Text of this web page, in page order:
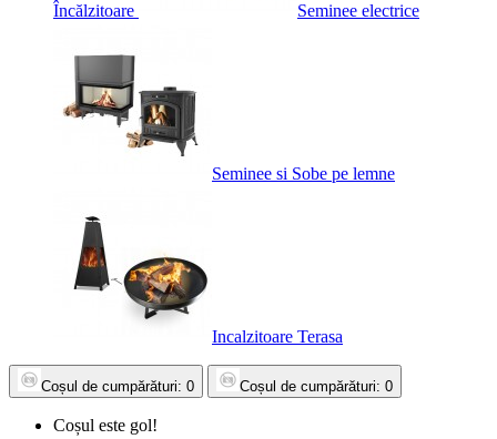
Încălzitoare Seminee electrice
Seminee si Sobe pe lemne
Incalzitoare Terasa
Coșul de cumpărături: 0 Coșul de cumpărături: 0
Coșul este gol!